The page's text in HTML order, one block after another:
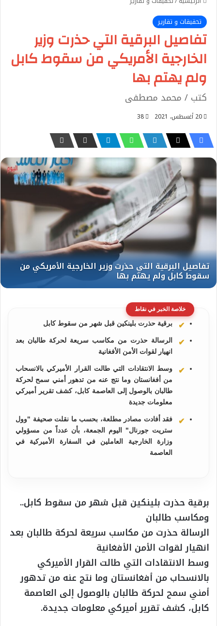
تحقيقات و تقارير
تفاصيل البرقية التي حذرت وزير
الخارجية الأمريكي من سقوط كابل
ولم يهتم بها
كتب / محمد مصطفى
20 أغسطس، 2021 38
خلاصة الخبر في نقاط
برقية حذرت بلينكين قبل شهر من سقوط كابل
الرسالة حذرت من مكاسب سريعة لحركة طالبان بعد
انهيار لقوات الأمن الأفغانية
وسط الانتقادات التي طالت القرار الأميركي بالانسحاب
من أفغانستان وما نتج عنه من تدهور أمني سمح لحركة
طالبان بالوصول إلى العاصمة كابل، كشف تقرير أميركي
معلومات جديدة
فقد أفادت مصادر مطلعة، بحسب ما نقلت صحيفة "وول
ستريت جورنال" اليوم الجمعة، بأن عدداً من مسؤولي
وزارة الخارجية العاملين في السفارة الأميركية في
العاصمة
برقية حذرت بلينكين قبل شهر من سقوط كابل..
ومكاسب طالبان
الرسالة حذرت من مكاسب سريعة لحركة طالبان بعد
انهيار لقوات الأمن الأفغانية
وسط الانتقادات التي طالت القرار الأميركي
بالانسحاب من أفغانستان وما نتج عنه من تدهور
أمني سمح لحركة طالبان بالوصول إلى العاصمة
كابل، كشف تقرير أميركي معلومات جديدة.